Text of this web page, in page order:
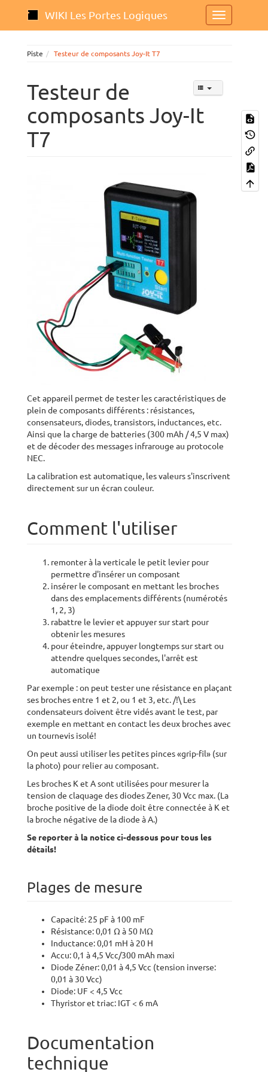
WIKI Les Portes Logiques
Piste Testeur de composants Joy-It T7
Testeur de
composants Joy-It
T7
Cet appareil permet de tester les caractéristiques de
plein de composants différents : résistances,
consensateurs, diodes, transistors, inductances, etc.
Ainsi que la charge de batteries (300 mAh / 4,5 V max)
et de décoder des messages infrarouge au protocole
NEC.
La calibration est automatique, les valeurs s'inscrivent
directement sur un écran couleur.
Comment l'utiliser
remonter à la verticale le petit levier pour
permettre d'insérer un composant
insérer le composant en mettant les broches
dans des emplacements différents (numérotés
1, 2, 3)
rabattre le levier et appuyer sur start pour
obtenir les mesures
pour éteindre, appuyer longtemps sur start ou
attendre quelques secondes, l'arrêt est
automatique
Par exemple : on peut tester une résistance en plaçant
ses broches entre 1 et 2, ou 1 et 3, etc. /!\ Les
condensateurs doivent être vidés avant le test, par
exemple en mettant en contact les deux broches avec
un tournevis isolé!
On peut aussi utiliser les petites pinces «grip-fil» (sur
la photo) pour relier au composant.
Les broches K et A sont utilisées pour mesurer la
tension de claquage des diodes Zener, 30 Vcc max. (La
broche positive de la diode doit être connectée à K et
la broche négative de la diode à A.)
Se reporter à la notice ci-dessous pour tous les
détails!
Plages de mesure
Capacité: 25 pF à 100 mF
Résistance: 0,01 Ω à 50 MΩ
Inductance: 0,01 mH à 20 H
Accu: 0,1 à 4,5 Vcc/300 mAh maxi
Diode Zéner: 0,01 à 4,5 Vcc (tension inverse:
0,01 à 30 Vcc)
Diode: UF < 4,5 Vcc
Thyristor et triac: IGT < 6 mA
Documentation
technique